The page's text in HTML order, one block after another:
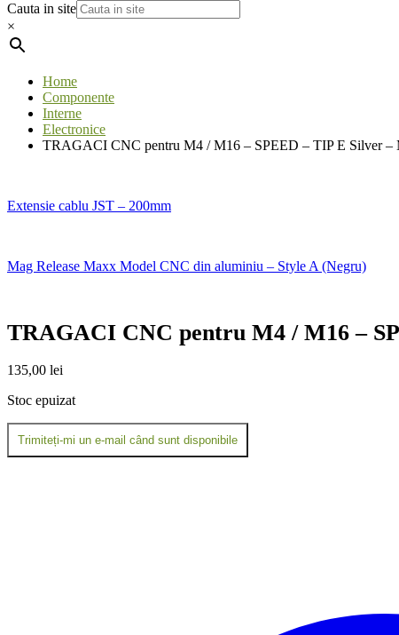
Cauta in site
×
Home
Componente
Interne
Electronice
TRAGACI CNC pentru M4 / M16 – SPEED – TIP E Silver –
Extensie cablu JST – 200mm
Mag Release Maxx Model CNC din aluminiu – Style A (Negru)
TRAGACI CNC pentru M4 / M16 –
135,00 lei
Stoc epuizat
Trimiteți-mi un e-mail când sunt disponibile